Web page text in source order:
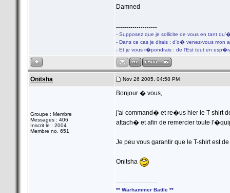
Damned
--------------------
- Supposez que je sollicite de vous en tant
- Dans ce cas je dirais : d'o� venez-vous mon
- Et je vous r�pondrais : de l'Est tout en
Onitsha Nov 26 2005, 04:58 PM
Groupe : Membre
Messages : 406
Inscrit le : 2004
Membre no. 651
Bonjour � vous,
j'ai command� et re�us hier le T shirt
attach� et afin de remercier toute
Je peu vous garantir que le T-shirt est
Onitsha
--------------------
** Warhammer Battle **